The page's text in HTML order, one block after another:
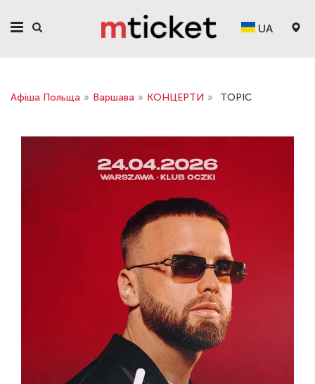
UA
Афіша Польща » Варшава » КОНЦЕРТИ » TOPIC